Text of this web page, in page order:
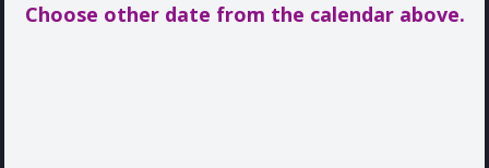
Choose other date from the calendar above.